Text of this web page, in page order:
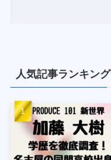
人気記事ランキング